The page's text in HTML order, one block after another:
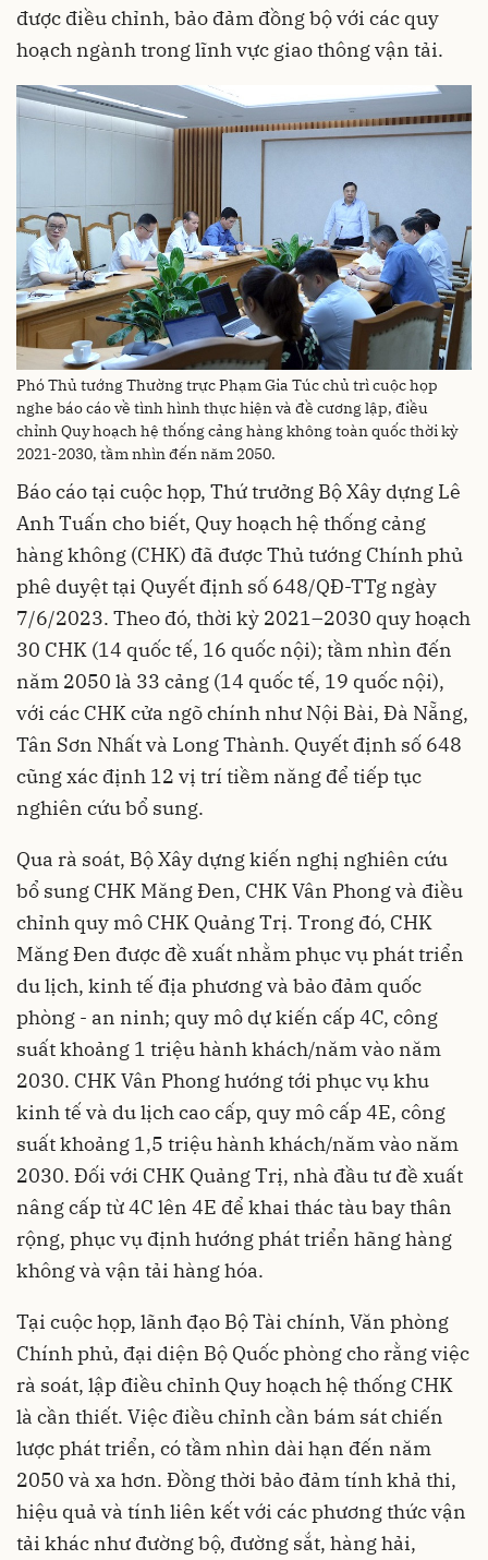
được điều chỉnh, bảo đảm đồng bộ với các quy
hoạch ngành trong lĩnh vực giao thông vận tải.
Phó Thủ tướng Thường trực Phạm Gia Túc chủ trì cuộc họp
nghe báo cáo về tình hình thực hiện và đề cương lập, điều
chỉnh Quy hoạch hệ thống cảng hàng không toàn quốc thời kỳ
2021-2030, tầm nhìn đến năm 2050.
Báo cáo tại cuộc họp, Thứ trưởng Bộ Xây dựng Lê
Anh Tuấn cho biết, Quy hoạch hệ thống cảng
hàng không (CHK) đã được Thủ tướng Chính phủ
phê duyệt tại Quyết định số 648/QĐ-TTg ngày
7/6/2023. Theo đó, thời kỳ 2021–2030 quy hoạch
30 CHK (14 quốc tế, 16 quốc nội); tầm nhìn đến
năm 2050 là 33 cảng (14 quốc tế, 19 quốc nội),
với các CHK cửa ngõ chính như Nội Bài, Đà Nẵng,
Tân Sơn Nhất và Long Thành. Quyết định số 648
cũng xác định 12 vị trí tiềm năng để tiếp tục
nghiên cứu bổ sung.
Qua rà soát, Bộ Xây dựng kiến nghị nghiên cứu
bổ sung CHK Măng Đen, CHK Vân Phong và điều
chỉnh quy mô CHK Quảng Trị. Trong đó, CHK
Măng Đen được đề xuất nhằm phục vụ phát triển
du lịch, kinh tế địa phương và bảo đảm quốc
phòng - an ninh; quy mô dự kiến cấp 4C, công
suất khoảng 1 triệu hành khách/năm vào năm
2030. CHK Vân Phong hướng tới phục vụ khu
kinh tế và du lịch cao cấp, quy mô cấp 4E, công
suất khoảng 1,5 triệu hành khách/năm vào năm
2030. Đối với CHK Quảng Trị, nhà đầu tư đề xuất
nâng cấp từ 4C lên 4E để khai thác tàu bay thân
rộng, phục vụ định hướng phát triển hãng hàng
không và vận tải hàng hóa.
Tại cuộc họp, lãnh đạo Bộ Tài chính, Văn phòng
Chính phủ, đại diện Bộ Quốc phòng cho rằng việc
rà soát, lập điều chỉnh Quy hoạch hệ thống CHK
là cần thiết. Việc điều chỉnh cần bám sát chiến
lược phát triển, có tầm nhìn dài hạn đến năm
2050 và xa hơn. Đồng thời bảo đảm tính khả thi,
hiệu quả và tính liên kết với các phương thức vận
tải khác như đường bộ, đường sắt, hàng hải,